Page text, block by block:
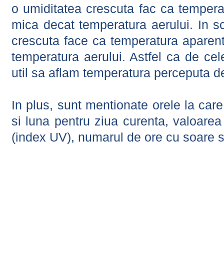
o umiditatea crescuta fac ca
mica decat temperatura aerului. In
crescuta face ca temperatura
temperatura aerului. Astfel ca de
util sa aflam temperatura perceputa
In plus, sunt mentionate orele la
si luna pentru ziua curenta,
(index UV), numarul de ore cu soare